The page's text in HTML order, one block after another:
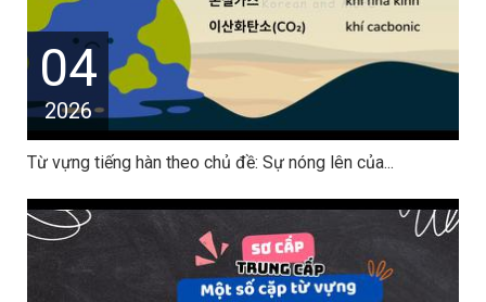
04
2026
Từ vựng tiếng hàn theo chủ đề: Sự nóng lên của...